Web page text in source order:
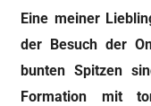
Eine meiner
der Besuch der
bunten Spitzen
Formation mit